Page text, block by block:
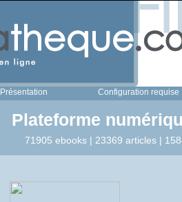
Présentation Configuration requise
Plateforme
71905 ebooks | 23369 articles |